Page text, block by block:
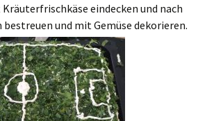
eindecken und nach
und mit Gemüse dekorieren.